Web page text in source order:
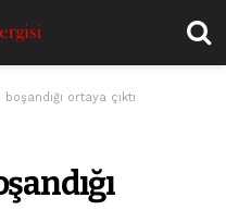
ortaya çıktı